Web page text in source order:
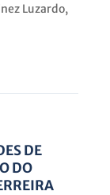
Luzardo,
DE
DO